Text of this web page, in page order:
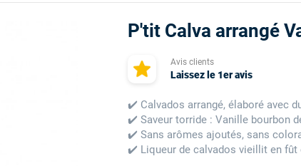
P'tit Calva arrangé
Avis clients
Laissez le 1er avis
✔️ Calvados arrangé, élaboré avec
✔️ Saveur torride : Vanille bourbon
✔️ Sans arômes ajoutés, sans
✔️ Liqueur de calvados vieillit en fût